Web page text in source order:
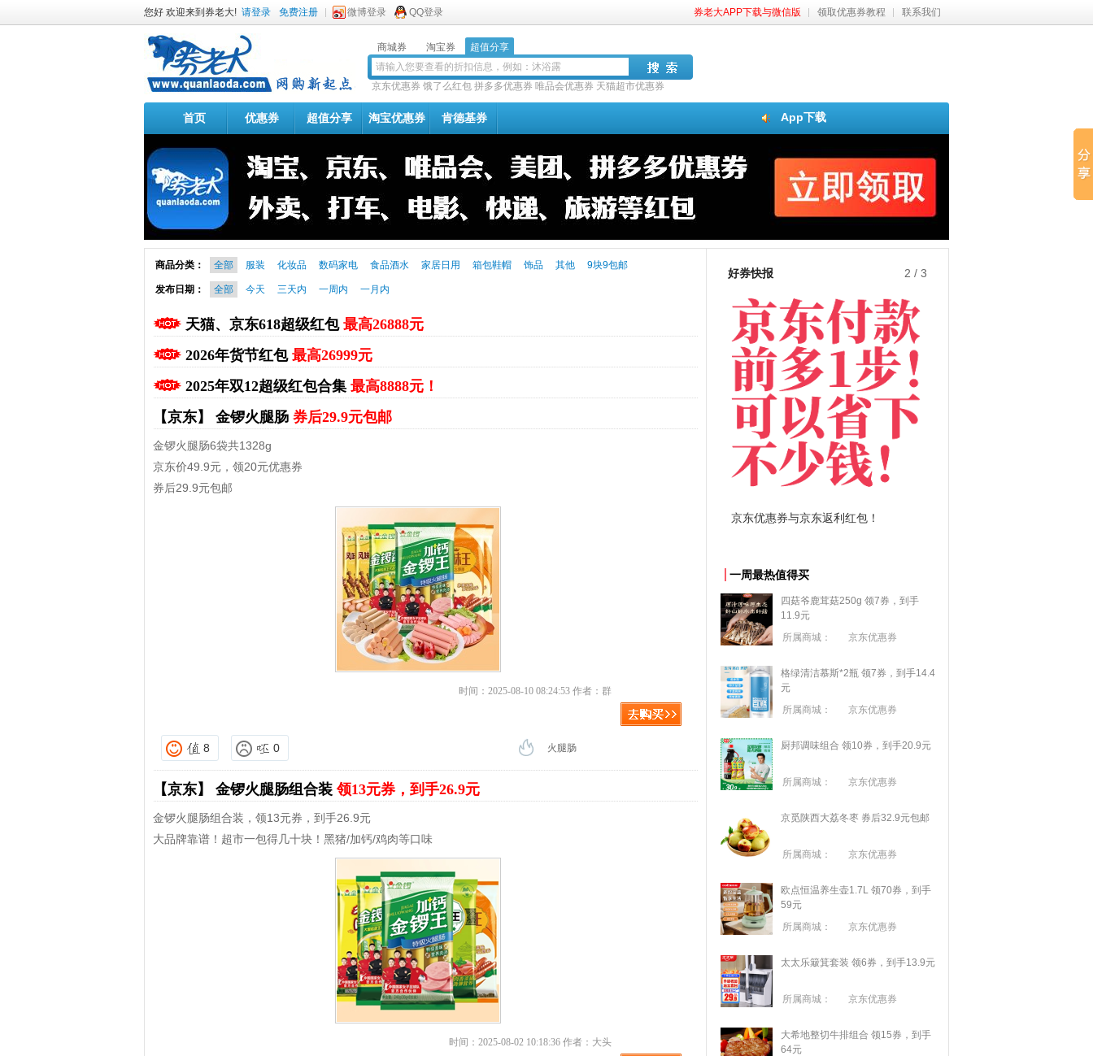
您好 欢迎来到券老大! 请登录 免费注册 微博登录 QQ登录 券老大APP下载与微信版 领取优惠券教程 联系我们
商城券 淘宝券 超值分享
京东优惠券 饿了么红包 拼多多优惠券 唯品会优惠券 天猫超市优惠券
App下载
首页 优惠券 超值分享 淘宝优惠券 肯德基券
商品分类： 全部 服装 化妆品 数码家电 食品酒水 家居日用 箱包鞋帽 饰品 其他 9块9包邮
发布日期： 全部 今天 三天内 一周内 一月内
天猫、京东618超级红包 最高26888元
2026年货节红包 最高26999元
2025年双12超级红包合集 最高8888元！
【京东】 金锣火腿肠 券后29.9元包邮
金锣火腿肠6袋共1328g
京东价49.9元，领20元优惠券
券后29.9元包邮
时间：2025-08-10 08:24:53 作者：群
8 0 火腿肠
【京东】 金锣火腿肠组合装领13元券，到手26.9元
金锣火腿肠组合装，领13元券，到手26.9元
大品牌靠谱！超市一包得几十块！黑猪/加钙/鸡肉等口味
时间：2025-08-02 10:18:36 作者：大头
好券快报 3 / 3
拼多多优惠券+拼多多返利
一周最热值得买
四菇爷鹿茸菇250g 领7券，到手
11.9元
所属商城：
京东优惠券
格绿清洁慕斯*2瓶 领7券，到手14.4
元
所属商城：
京东优惠券
厨邦调味组合 领10券，到手20.9元
所属商城： 京东优惠券
京觅陕西大荔冬枣 券后32.9元包邮
所属商城： 京东优惠券
欧点恒温养生壶1.7L 领70券，到手
59元
所属商城：
京东优惠券
太太乐簸箕套装 领6券，到手13.9元
所属商城： 京东优惠券
大希地整切牛排组合 领15券，到手
64元